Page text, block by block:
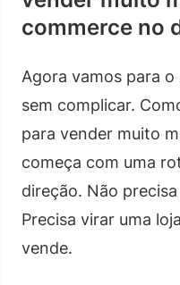
commerce no
Agora vamos para
sem complicar.
para vender muito
começa com uma
direção. Não
Precisa virar uma
vende.